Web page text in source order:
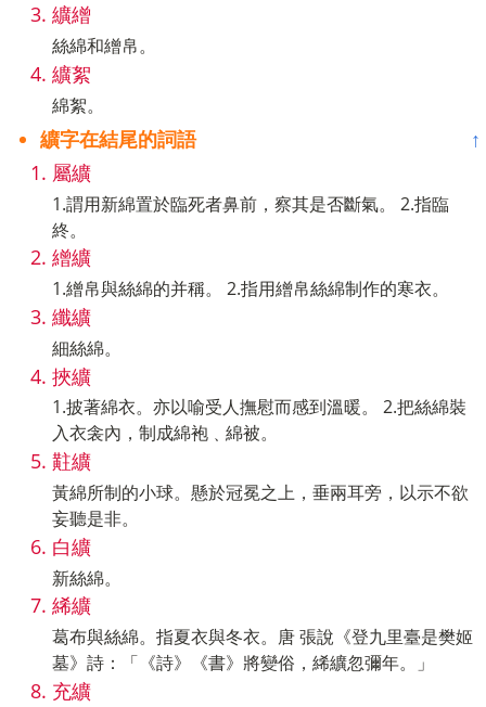
纊繒
絲綿和繒帛。
纊絮
綿絮。
纊字在結尾的詞語
↑
屬纊
1.謂用新綿置於臨死者鼻前，察其是否斷氣。 2.指臨
終。
繒纊
1.繒帛與絲綿的并稱。 2.指用繒帛絲綿制作的寒衣。
纖纊
細絲綿。
挾纊
1.披著綿衣。亦以喻受人撫慰而感到溫暖。 2.把絲綿裝
入衣衾內，制成綿袍﹑綿被。
黈纊
黃綿所制的小球。懸於冠冕之上，垂兩耳旁，以示不欲
妄聽是非。
白纊
新絲綿。
絺纊
葛布與絲綿。指夏衣與冬衣。唐 張說《登九里臺是樊姬
墓》詩：「《詩》《書》將變俗，絺纊忽彌年。」
充纊